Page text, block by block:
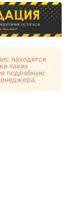
находятся
таких
подробную